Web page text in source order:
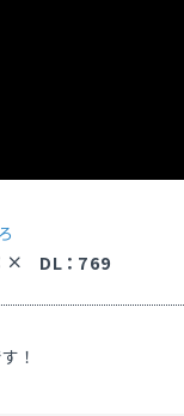
DL ： 769
！